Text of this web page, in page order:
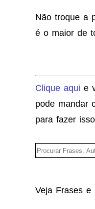
Não troque a
é o maior de
Clique aqui e
pode mandar
para fazer
Veja Frases e